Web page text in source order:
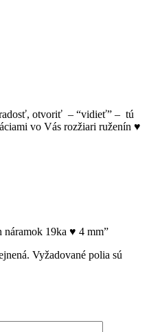
otvoriť – “vidieť” – tú
vo Vás rozžiari ruženín ♥
náramok 19ka ♥ 4 mm”
Vyžadované polia sú